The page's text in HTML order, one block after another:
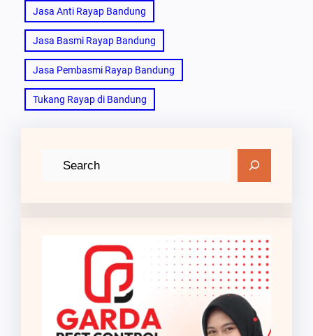
Jasa Anti Rayap Bandung
Jasa Basmi Rayap Bandung
Jasa Pembasmi Rayap Bandung
Tukang Rayap di Bandung